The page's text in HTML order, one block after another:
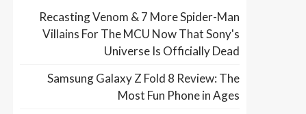
Recasting Venom & 7 More Spider-Man
Villains For The MCU Now That Sony's
Universe Is Officially Dead
Samsung Galaxy Z Fold 8 Review: The
Most Fun Phone in Ages